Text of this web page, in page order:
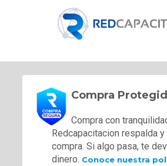
Compra
Compra con
Redcapacitacion respalda
compra. Si algo pasa, te
dinero. Conoce nuestra